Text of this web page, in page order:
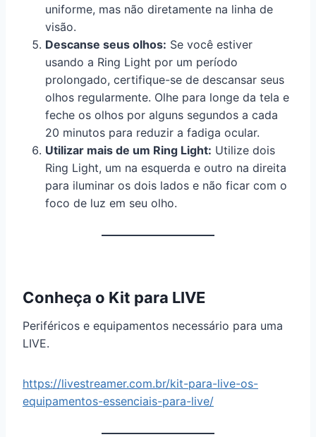
uniforme, mas não diretamente na linha de
visão.
Descanse seus olhos: Se você estiver
usando a Ring Light por um período
prolongado, certifique-se de descansar seus
olhos regularmente. Olhe para longe da tela e
feche os olhos por alguns segundos a cada
20 minutos para reduzir a fadiga ocular.
Utilizar mais de um Ring Light: Utilize dois
Ring Light, um na esquerda e outro na direita
para iluminar os dois lados e não ficar com o
foco de luz em seu olho.
Conheça o Kit para LIVE
Periféricos e equipamentos necessário para uma
LIVE.
https://livestreamer.com.br/kit-para-live-os-
equipamentos-essenciais-para-live/